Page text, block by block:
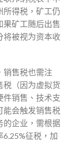
所得税，矿工仍
果矿工随后出售
将被视为资本收
销售税也需注
税（因为虚拟货
件销售、技术支
能会触发销售税
的企业，需根据
征税，加